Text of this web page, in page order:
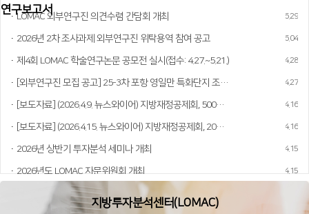
LOMAC 외부연구진 의견수렴 간담회 개최 2026.06.29
2026년 2차 조사과제 외부연구진 위탁용역 참여 공고 2026.06.04
제4회 LOMAC 학술연구논문 공모전 실시(접수: 4.27.~5.21.) 2026.04.28
[외부연구진 모집 공고] 25-3차 포항 영일만 특화단지 조성사업 타당성조사 설문 부문 2026.04.27
[보도자료] (2026.4.9. 뉴스와이어) 지방재정공제회, 500억원 이상 지방정부 투자사업 분석 성과 정리한 연차보고서 발간 2026.04.16
[보도자료] (2026.4.15. 뉴스와이어) 지방재정공제회, 2026 지방투자분석 자문위원회 개최… 타당성 조사 지침 제정 논의 본격화 2026.04.16
2026년 상반기 투자분석 세미나 개최 2026.04.15
2026년도 LOMAC 자문위원회 개최 2026.04.15
연구보고서
지방투자분석센터(LOMAC)